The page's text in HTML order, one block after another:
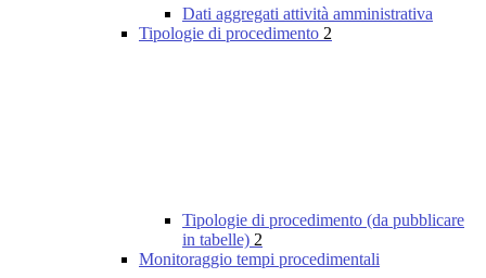
Dati aggregati attività amministrativa
Tipologie di procedimento 2
Tipologie di procedimento (da pubblicare
in tabelle) 2
Monitoraggio tempi procedimentali